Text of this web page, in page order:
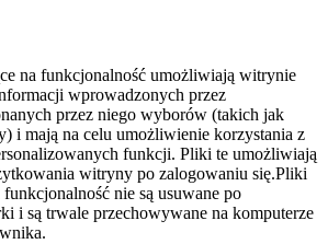
na funkcjonalność umożliwiają witrynie
wprowadzonych przez
przez niego wyborów (takich jak
i mają na celu umożliwienie korzystania z
funkcji. Pliki te umożliwiają
witryny po zalogowaniu się.Pliki
nie są usuwane po
i są trwale przechowywane na komputerze